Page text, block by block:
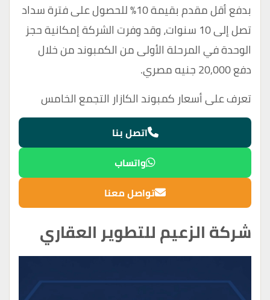
بدفع أقل مقدم بقيمة 10% للحصول على فترة سداد
تصل إلى 10 سنوات، وقد وفرت الشركة إمكانية حجز
الوحدة في المرحلة الأولى من الكمبوند من خلال
دفع 20,000 جنيه مصري.
تعرف على أسعار كمبوند الكازار التجمع الخامس
اتصل بنا
واتساب
تواصل معنا
شركة الزعيم للتطوير العقاري